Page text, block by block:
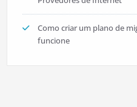
Como criar um plano de
funcione